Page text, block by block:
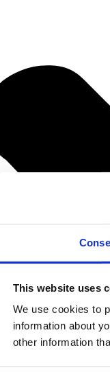
This website uses
We use cookies to
information about
other information